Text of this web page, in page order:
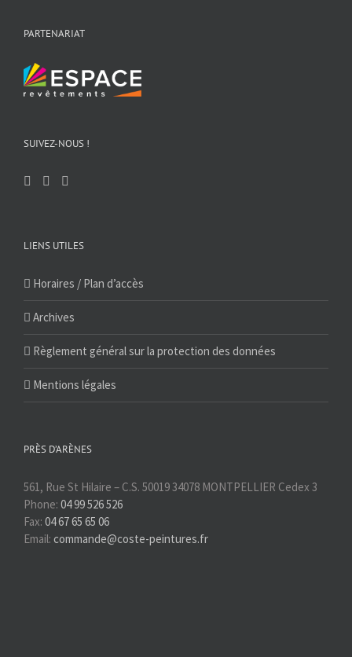
PARTENARIAT
SUIVEZ-NOUS !
LIENS UTILES
Horaires / Plan d’accès
Archives
Règlement général sur la protection des données
Mentions légales
PRÈS D’ARÈNES
561, Rue St Hilaire – C.S. 50019 34078 MONTPELLIER Cedex 3
Phone: 04 99 526 526
Fax: 04 67 65 65 06
Email: commande@coste-peintures.fr